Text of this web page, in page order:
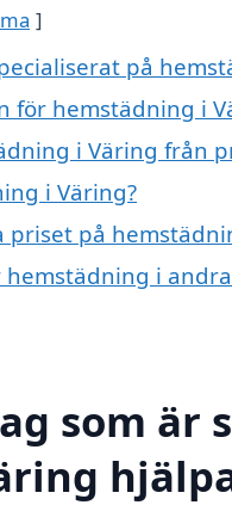
på
för hemstädning i
i Väring från
i Väring?
på
i
som är